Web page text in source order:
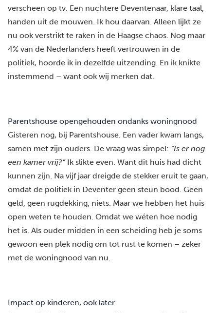
verscheen op tv. Een nuchtere Deventenaar, klare taal,
handen uit de mouwen. Ik hou daarvan. Alleen lijkt ze
nu ook verstrikt te raken in de Haagse chaos. Nog maar
4% van de Nederlanders heeft vertrouwen in de
politiek, hoorde ik in dezelfde uitzending. En ik knikte
instemmend – want ook wij merken dat.
Parentshouse opengehouden ondanks woningnood
Gisteren nog, bij Parentshouse. Een vader kwam langs,
samen met zijn ouders. De vraag was simpel: “Is er nog
een kamer vrij?”Ik slikte even. Want dit huis had dicht
kunnen zijn. Na vijf jaar dreigde de stekker eruit te gaan,
omdat de politiek in Deventer geen steun bood. Geen
geld, geen rugdekking, niets. Maar we hebben het huis
open weten te houden. Omdat we wéten hoe nodig
het is. Als ouder midden in een scheiding heb je soms
gewoon een plek nodig om tot rust te komen – zeker
met de woningnood van nu.
Impact op kinderen, ook later